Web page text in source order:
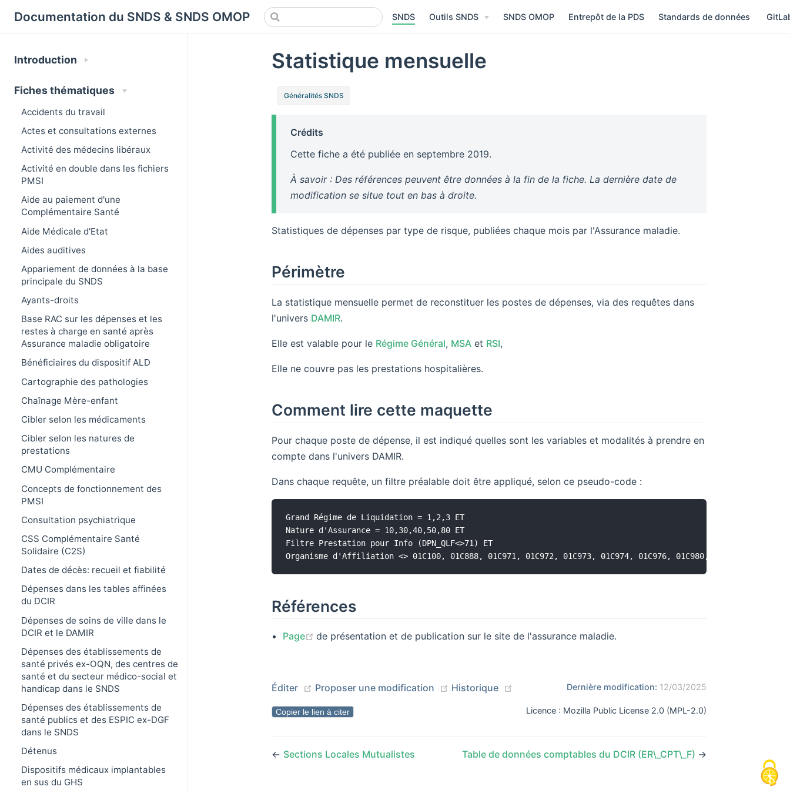
Documentation du SNDS & SNDS OMOP SNDS Outils SNDS SNDS OMOP Entrepôt de la PDS Standards de données
Introduction
Fiches thématiques
Accidents du travail
Actes et consultations externes
Activité des médecins libéraux
Activité en double dans les fichiers
PMSI
Aide au paiement d'une
Complémentaire Santé
Aide Médicale d'Etat
Aides auditives
Appariement de données à la base
principale du SNDS
Ayants-droits
Base RAC sur les dépenses et les
restes à charge en santé après
Assurance maladie obligatoire
Bénéficiaires du dispositif ALD
Cartographie des pathologies
Chaînage Mère-enfant
Cibler selon les médicaments
Cibler selon les natures de
prestations
CMU Complémentaire
Concepts de fonctionnement des
PMSI
Consultation psychiatrique
CSS Complémentaire Santé
Solidaire (C2S)
Dates de décès: recueil et fiabilité
Dépenses dans les tables affinées
du DCIR
Dépenses de soins de ville dans le
DCIR et le DAMIR
Dépenses des établissements de
santé privés ex-OQN, des centres de
santé et du secteur médico-social et
handicap dans le SNDS
Dépenses des établissements de
santé publics et des ESPIC ex-DGF
dans le SNDS
Détenus
Dispositifs médicaux implantables
en sus du GHS
Statistique mensuelle
Généralités SNDS
Crédits
Cette fiche a été publiée en septembre 2019.
À savoir : Des références peuvent être données à la fin de la fiche. La dernière date de
modification se situe tout en bas à droite.
Statistiques de dépenses par type de risque, publiées chaque mois par l'Assurance maladie.
Périmètre
La statistique mensuelle permet de reconstituer les postes de dépenses, via des requêtes dans
l'univers DAMIR.
Elle est valable pour le Régime Général, MSA et RSI,
Elle ne couvre pas les prestations hospitalières.
Comment lire cette maquette
Pour chaque poste de dépense, il est indiqué quelles sont les variables et modalités à prendre en
compte dans l'univers DAMIR.
Dans chaque requête, un filtre préalable doit être appliqué, selon ce pseudo-code :
Grand Régime de Liquidation = 1,2,3 ET
Nature d'Assurance = 10,30,40,50,80 ET
Filtre Prestation pour Info (DPN_QLF<>71) ET
Références
Page (opens new window)
de présentation et de publication sur le site de l'assurance maladie.
Éditer (opens new window)
Proposer une modification (opens new window)
Historique (opens new window)Dernière modification: 12/03/2025
Copier le lien à citer Licence : Mozilla Public License 2.0 (MPL-2.0)
← Sections Locales Mutualistes Table de données comptables du DCIR (ER\_CPT\_F) →